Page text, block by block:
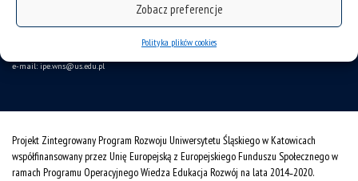
Zobacz preferencje
Polityka plików cookies
tel. 32 35 99 709 tel./fax 32 35 99 811
e-mail: ipe.wns@us.edu.pl
Projekt Zintegrowany Program Rozwoju Uniwersytetu Śląskiego w Katowicach
współfinansowany przez Unię Europejską z Europejskiego Funduszu Społecznego w
ramach Programu Operacyjnego Wiedza Edukacja Rozwój na lata 2014˗2020.